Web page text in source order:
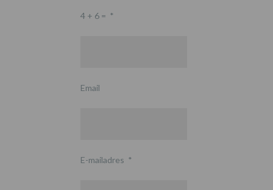
4 + 6 = *
Email
E-mailadres *